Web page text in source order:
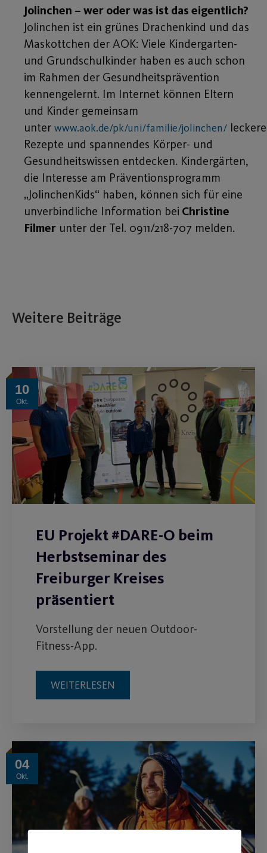
Jolinchen – wer oder was ist das eigentlich?
Jolinchen ist ein grünes Drachenkind und das
Maskottchen der AOK: Viele Kindergarten-
und Grundschulkinder haben es auch schon
im Rahmen der Gesundheitsprävention
kennengelernt. Im Internet können Eltern
und Kinder gemeinsam
unter www.aok.de/pk/uni/familie/jolinchen/ leckere
Rezepte und spannendes Körper- und
Gesundheitswissen entdecken. Kindergärten,
die Interesse am Präventionsprogramm
„JolinchenKids“ haben, können sich für eine
unverbindliche Information bei Christine
Filmer unter der Tel. 0911/218-707 melden.
Weitere Beiträge
10
Okt.
EU Projekt #DARE-O beim
Herbstseminar des
Freiburger Kreises
präsentiert
Vorstellung der neuen Outdoor-
Fitness-App.
WEITERLESEN
04
Okt.